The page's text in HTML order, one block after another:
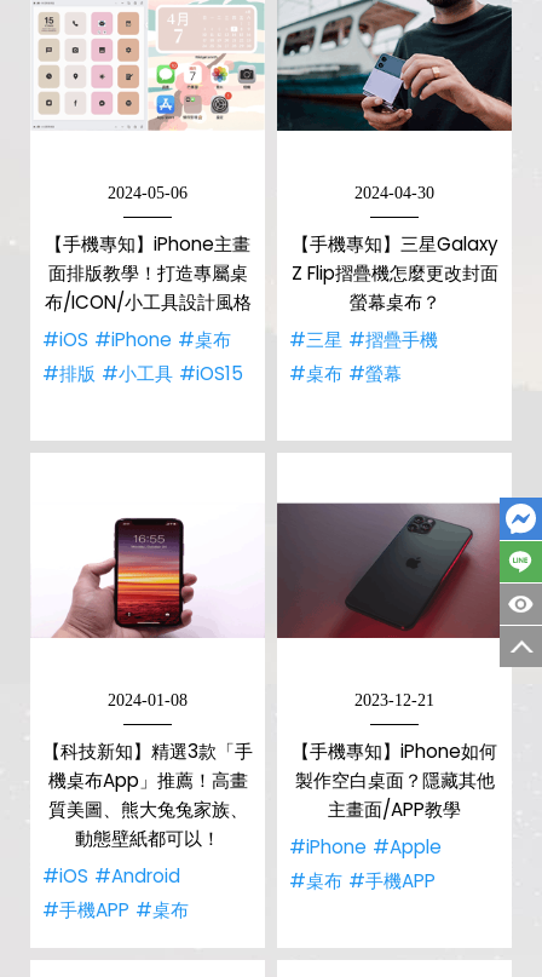
2024-05-06
【手機專知】iPhone主畫
面排版教學！打造專屬桌
布/ICON/小工具設計風格
#iOS #iPhone #桌布
#排版 #小工具 #iOS15
2024-04-30
【手機專知】三星Galaxy
Z Flip摺疊機怎麼更改封面
螢幕桌布？
#三星 #摺疊手機
#桌布 #螢幕
2024-01-08
【科技新知】精選3款「手
機桌布App」推薦！高畫
質美圖、熊大兔兔家族、
動態壁紙都可以！
#iOS #Android
#手機APP #桌布
2023-12-21
【手機專知】iPhone如何
製作空白桌面？隱藏其他
主畫面/APP教學
#iPhone #Apple
#桌布 #手機APP